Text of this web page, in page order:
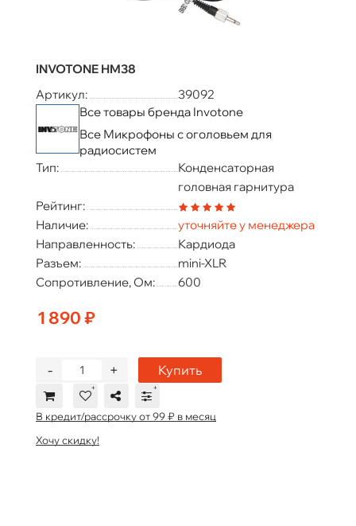
INVOTONE HM38
Артикул:
39092
Все товары бренда Invotone
Все Микрофоны с оголовьем для
радиосистем
Тип:
Конденсаторная
головная гарнитура
Рейтинг:
Наличие:
уточняйте у менеджера
Направленность:
Кардиода
Разъем:
mini-XLR
Сопротивление, Ом:
600
1 890 ₽
+
- Купить
В кредит/рассрочку от 99 ₽ в месяц
Хочу скидку!